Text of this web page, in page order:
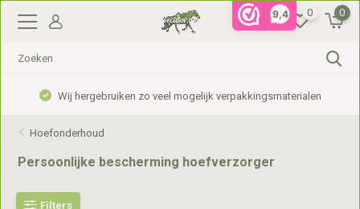
9,4 0 0
Wij hergebruiken zo veel mogelijk verpakkingsmaterialen
Hoefonderhoud
Persoonlijke bescherming hoefverzorger
Filters